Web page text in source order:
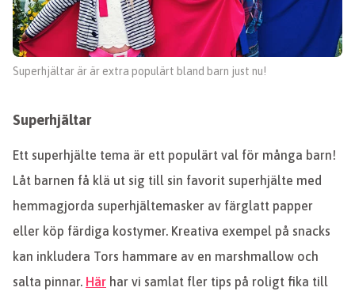
Superhjältar är är extra populärt bland barn just nu!
Superhjältar
Ett superhjälte tema är ett populärt val för många barn!
Låt barnen få klä ut sig till sin favorit superhjälte med
hemmagjorda superhjältemasker av färglatt papper
eller köp färdiga kostymer. Kreativa exempel på snacks
kan inkludera Tors hammare av en marshmallow och
salta pinnar. Här har vi samlat fler tips på roligt fika till